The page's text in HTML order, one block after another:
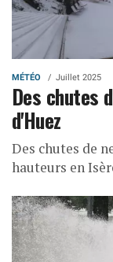
MÉTÉO Juillet 2025
Des chutes
d'Huez
Des chutes de
hauteurs en